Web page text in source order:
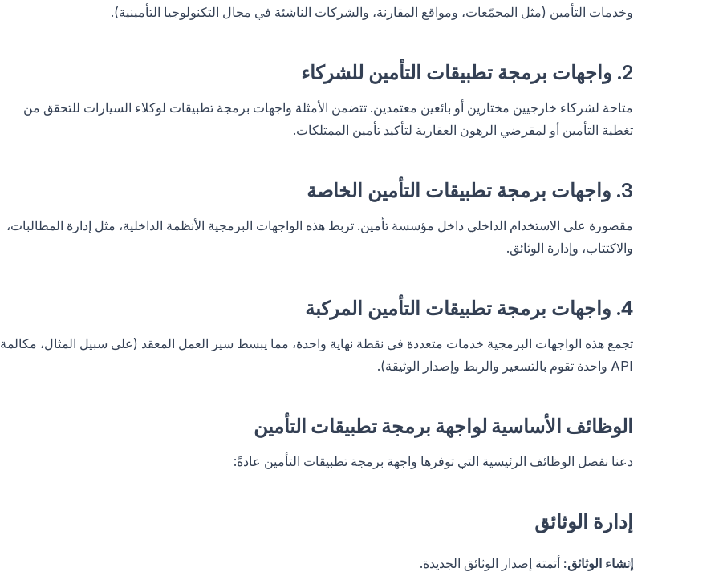
وخدمات التأمين (مثل المجمّعات، ومواقع المقارنة، والشركات الناشئة في مجال التكنولوجيا التأمينية).
2. واجهات برمجة تطبيقات التأمين للشركاء
متاحة لشركاء خارجيين مختارين أو بائعين معتمدين. تتضمن الأمثلة واجهات برمجة تطبيقات لوكلاء السيارات للتحقق من
تغطية التأمين أو لمقرضي الرهون العقارية لتأكيد تأمين الممتلكات.
3. واجهات برمجة تطبيقات التأمين الخاصة
مقصورة على الاستخدام الداخلي داخل مؤسسة تأمين. تربط هذه الواجهات البرمجية الأنظمة الداخلية، مثل إدارة المطالبات،
والاكتتاب، وإدارة الوثائق.
4. واجهات برمجة تطبيقات التأمين المركبة
تجمع هذه الواجهات البرمجية خدمات متعددة في نقطة نهاية واحدة، مما يبسط سير العمل المعقد (على سبيل المثال، مكالمة
API واحدة تقوم بالتسعير والربط وإصدار الوثيقة).
الوظائف الأساسية لواجهة برمجة تطبيقات التأمين
دعنا نفصل الوظائف الرئيسية التي توفرها واجهة برمجة تطبيقات التأمين عادةً:
إدارة الوثائق
إنشاء الوثائق: أتمتة إصدار الوثائق الجديدة.